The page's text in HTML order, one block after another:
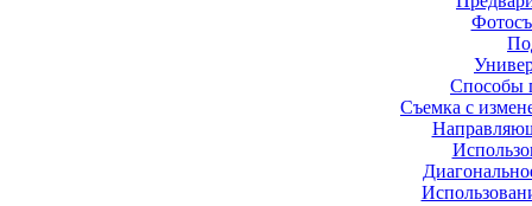
Способы
Съемка с